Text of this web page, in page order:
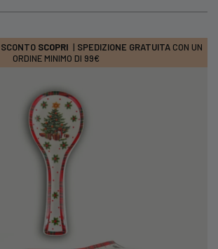
SCOPRI | SPEDIZIONE GRATUITA CON UN
ORDINE MINIMO DI 99€